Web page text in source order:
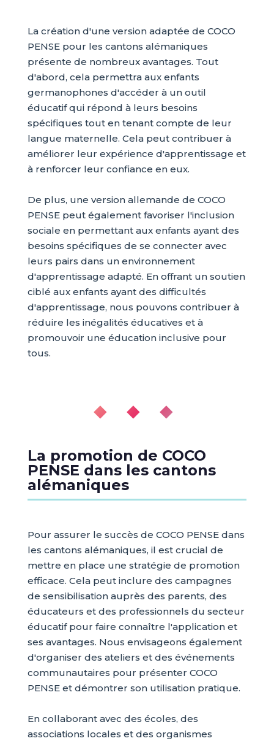
La création d'une version adaptée de COCO
PENSE pour les cantons alémaniques
présente de nombreux avantages. Tout
d'abord, cela permettra aux enfants
germanophones d'accéder à un outil
éducatif qui répond à leurs besoins
spécifiques tout en tenant compte de leur
langue maternelle. Cela peut contribuer à
améliorer leur expérience d'apprentissage et
à renforcer leur confiance en eux.
De plus, une version allemande de COCO
PENSE peut également favoriser l'inclusion
sociale en permettant aux enfants ayant des
besoins spécifiques de se connecter avec
leurs pairs dans un environnement
d'apprentissage adapté. En offrant un soutien
ciblé aux enfants ayant des difficultés
d'apprentissage, nous pouvons contribuer à
réduire les inégalités éducatives et à
promouvoir une éducation inclusive pour
tous.
◆ ◆ ◆
La promotion de COCO
PENSE dans les cantons
alémaniques
Pour assurer le succès de COCO PENSE dans
les cantons alémaniques, il est crucial de
mettre en place une stratégie de promotion
efficace. Cela peut inclure des campagnes
de sensibilisation auprès des parents, des
éducateurs et des professionnels du secteur
éducatif pour faire connaître l'application et
ses avantages. Nous envisageons également
d'organiser des ateliers et des événements
communautaires pour présenter COCO
PENSE et démontrer son utilisation pratique.
En collaborant avec des écoles, des
associations locales et des organismes